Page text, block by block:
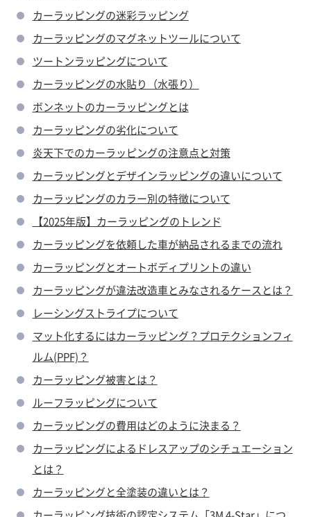
カーラッピングの迷彩ラッピング
カーラッピングのマグネットツールについて
ツートンラッピングについて
カーラッピングの水貼り（水張り）
ボンネットのカーラッピングとは
カーラッピングの劣化について
炎天下でのカーラッピングの注意点と対策
カーラッピングとデザインラッピングの違いについて
カーラッピングのカラー別の特徴について
【2025年版】カーラッピングのトレンド
カーラッピングを依頼した車が納品されるまでの流れ
カーラッピングとオートボディプリントの違い
カーラッピングが違法改造車とみなされるケースとは？
レーシングストライプについて
マット化するにはカーラッピング？プロテクションフィ
ルム(PPF)？
カーラッピング被害とは？
ルーフラッピングについて
カーラッピングの費用はどのように決まる？
カーラッピングによるドレスアップのシチュエーション
とは？
カーラッピングと全塗装の違いとは？